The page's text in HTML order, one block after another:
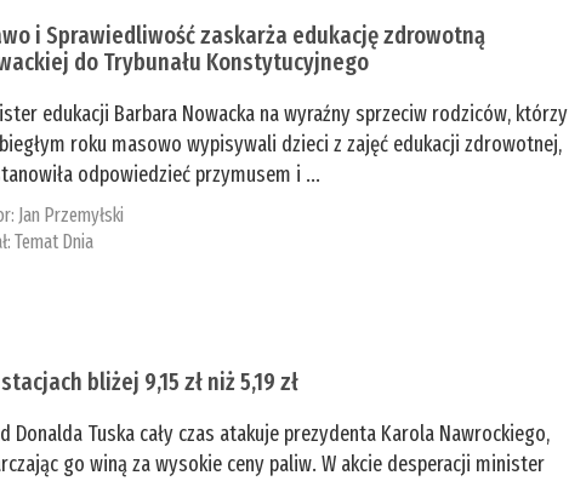
i Sprawiedliwość zaskarża edukację zdrowotną
do Trybunału Konstytucyjnego
edukacji Barbara Nowacka na wyraźny sprzeciw rodziców, którzy
roku masowo wypisywali dzieci z zajęć edukacji zdrowotnej,
odpowiedzieć przymusem i ...
Jan Przemyłski
Temat Dnia
bliżej 9,15 zł niż 5,19 zł
Donalda Tuska cały czas atakuje prezydenta Karola Nawrockiego,
go winą za wysokie ceny paliw. W akcie desperacji minister